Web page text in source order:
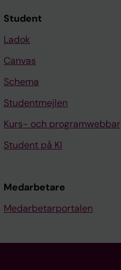
Student
Ladok
Canvas
Schema
Studentmejlen
Kurs- och programwebbar
Student på KI
Medarbetare
Medarbetarportalen